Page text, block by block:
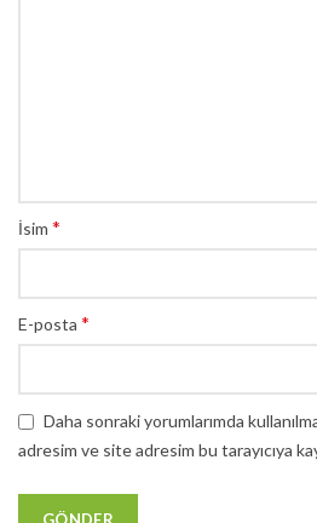
İsim *
E-posta *
Daha sonraki yorumlarımda
adresim ve site adresim bu tarayıcıya